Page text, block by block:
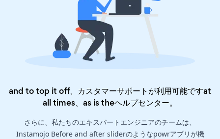
and to top it off、カスタマーサポートが利用可能ですat
all times、as is theヘルプセンター。
さらに、私たちのエキスパートエンジニアのチームは、
Instamojo Before and after sliderのようなpowrアプリが機